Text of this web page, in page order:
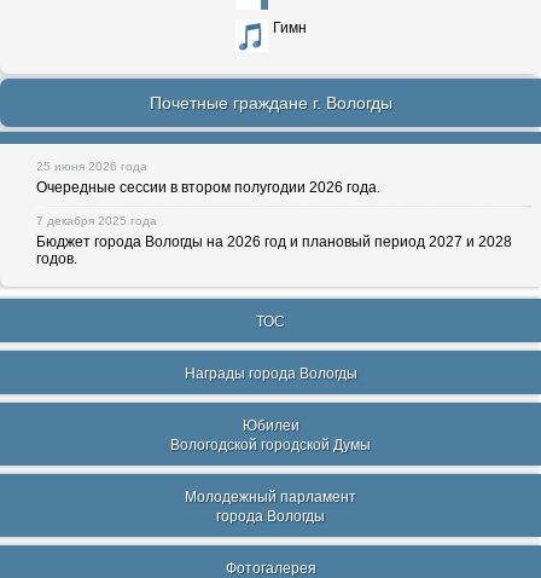
Гимн
Почетные граждане г. Вологды
25 июня 2026 года
Очередные сессии в втором полугодии 2026 года.
7 декабря 2025 года
Бюджет города Вологды на 2026 год и плановый период 2027 и 2028
годов.
ТОС
Награды города Вологды
Юбилеи
Вологодской городской Думы
Молодежный парламент
города Вологды
Фотогалерея